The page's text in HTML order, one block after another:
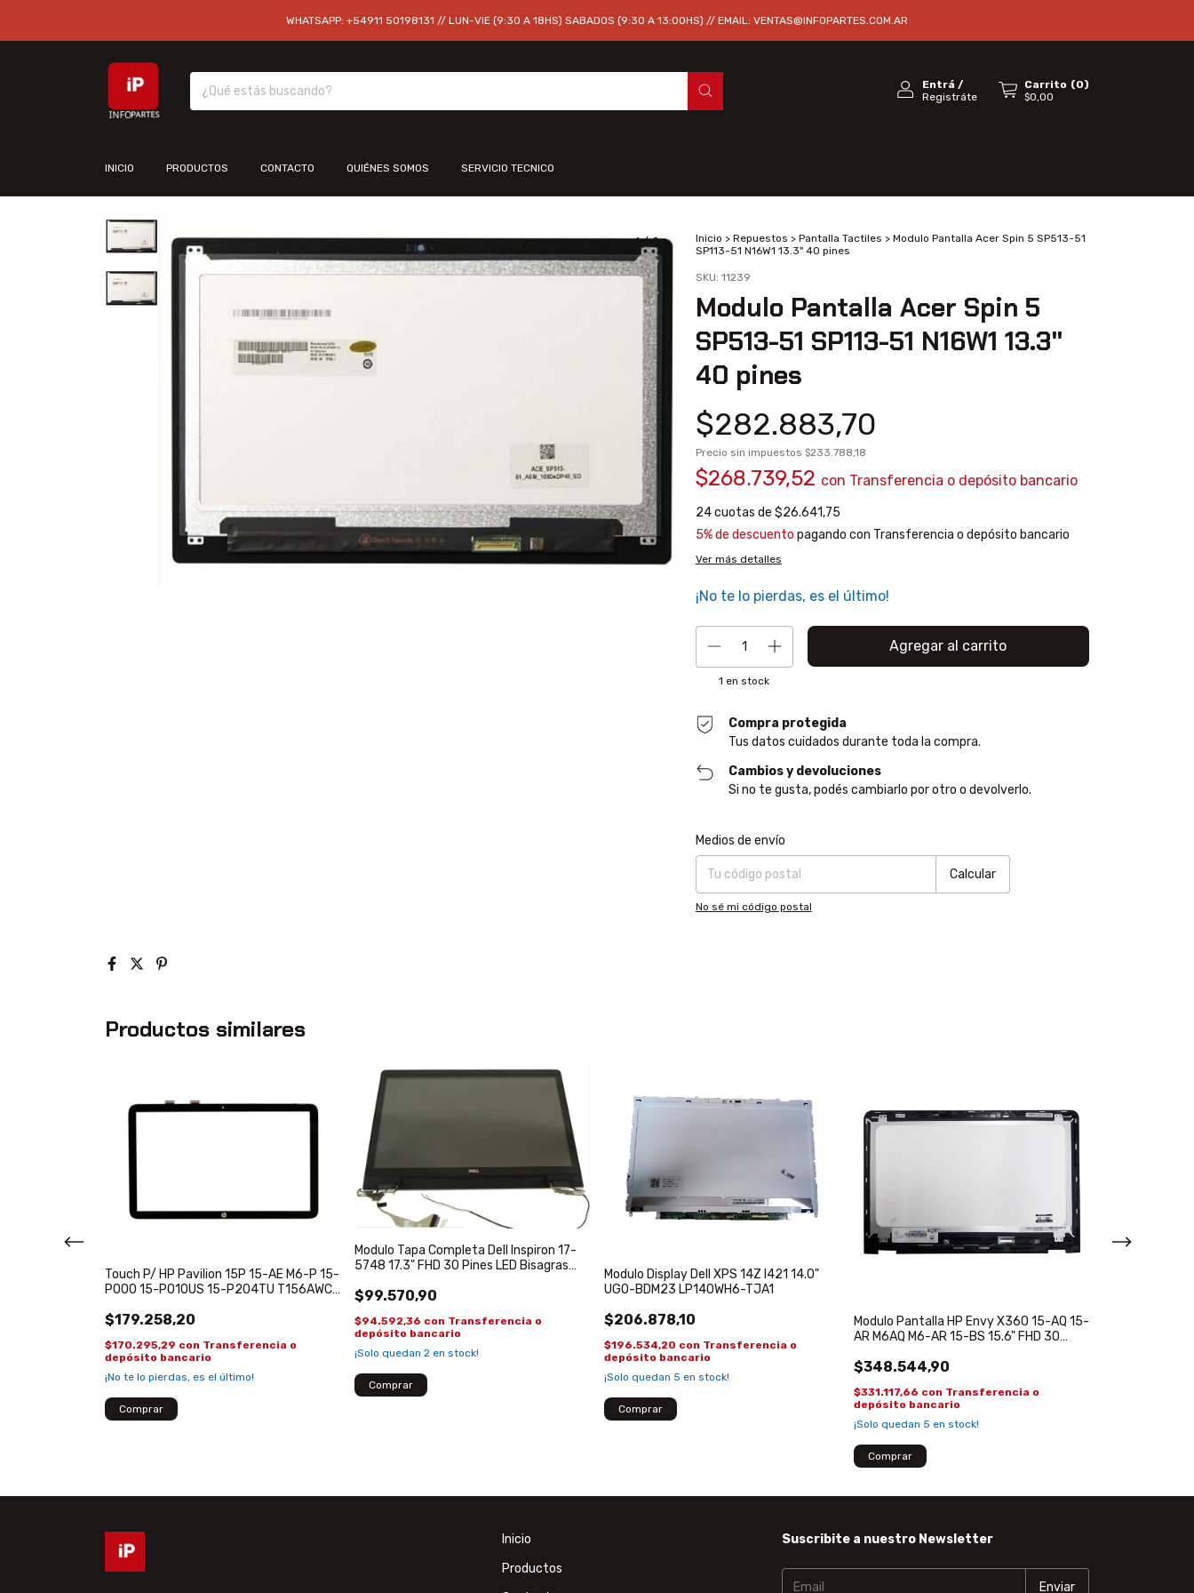
WHATSAPP: +54911 50198131 // LUN-VIE (9:30 A 18HS) SABADOS (9:30 A 13:00HS) // EMAIL: VENTAS@INFOPARTES.COM.AR
Entrá /
Registráte
Carrito (0)
$0,00
INICIO PRODUCTOS CONTACTO QUIÉNES SOMOS SERVICIO TECNICO
1/2 Inicio > Repuestos > Pantalla Tactiles > Modulo Pantalla Acer Spin 5 SP513-51
SP113-51 N16W1 13.3" 40 pines
SKU: 11239
Modulo Pantalla Acer Spin 5
SP513-51 SP113-51 N16W1 13.3"
40 pines
$282.883,70
Precio sin impuestos $233.788,18
$268.739,52 con Transferencia o depósito bancario
24cuotas de $26.641,75
5% de descuento pagando con Transferencia o depósito bancario
Ver más detalles
¡No te lo pierdas, es el último!
1 en stock
Compra protegida
Tus datos cuidados durante toda la compra.
Cambios y devoluciones
Si no te gusta, podés cambiarlo por otro o devolverlo.
Entregas para el CP:
Medios de envío
Calcular
No sé mi código postal
Productos similares
Touch P/ HP Pavilion 15P 15-AE M6-P 15-
P000 15-P010US 15-P204TU T156AWC-
$179.258,20
$170.295,29 con Transferencia o
depósito bancario
¡No te lo pierdas, es el último!
Modulo Tapa Completa Dell Inspiron 17-
5748 17.3" FHD 30 Pines LED Bisagras
$99.570,90
$94.592,36 con Transferencia o
depósito bancario
¡Solo quedan 2 en stock!
Modulo Display Dell XPS 14Z l421 14.0"
UGO-BDM23 LP140WH6-TJA1
$206.878,10
$196.534,20 con Transferencia o
depósito bancario
¡Solo quedan 5 en stock!
Modulo Pantalla HP Envy X360 15-AQ 15-
AR M6AQ M6-AR 15-BS 15.6" FHD 30
$348.544,90
$331.117,66 con Transferencia o
depósito bancario
¡Solo quedan 5 en stock!
13-AG 13M-
bisagras flex
Inicio
Productos
Suscribite a nuestro Newsletter